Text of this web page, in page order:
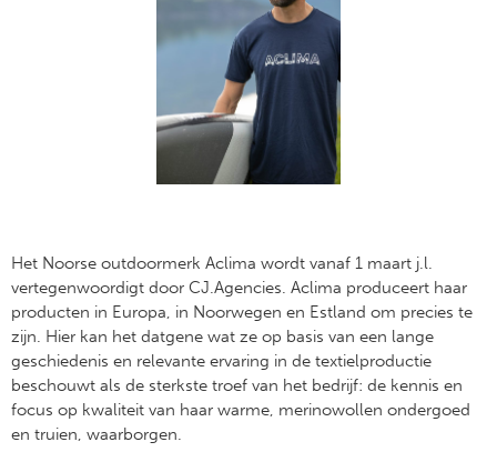
Het Noorse outdoormerk Aclima wordt vanaf 1 maart j.l.
vertegenwoordigt door CJ.Agencies. Aclima produceert haar
producten in Europa, in Noorwegen en Estland om precies te
zijn. Hier kan het datgene wat ze op basis van een lange
geschiedenis en relevante ervaring in de textielproductie
beschouwt als de sterkste troef van het bedrijf: de kennis en
focus op kwaliteit van haar warme, merinowollen ondergoed
en truien, waarborgen.